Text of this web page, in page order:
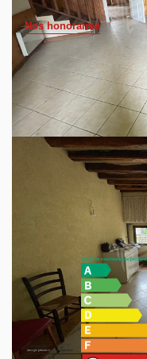
Nos honoraires
Au calme d'un
ferme a rénover, pas
fonctionnel, double
L'habitation propose
chambres, deux
Belle grange, ateliers.
greniers
A voir rapidement !
Diagnostics